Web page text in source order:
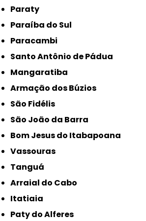
Paraty
Paraíba do Sul
Paracambi
Santo Antônio de Pádua
Mangaratiba
Armação dos Búzios
São Fidélis
São João da Barra
Bom Jesus do Itabapoana
Vassouras
Tanguá
Arraial do Cabo
Itatiaia
Paty do Alferes